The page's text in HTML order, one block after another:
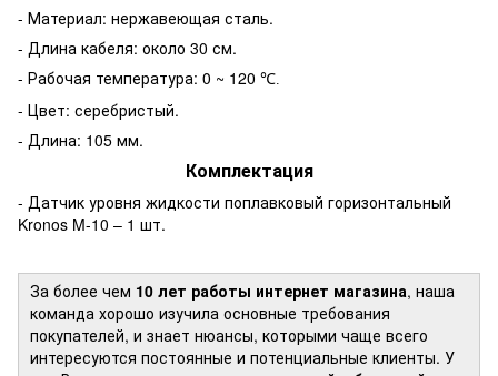
- Материал: нержавеющая сталь.
- Длина кабеля: около 30 см.
- Рабочая температура: 0 ~ 120 ℃.
- Цвет: серебристый.
- Длина: 105 мм.
Комплектация
- Датчик уровня жидкости поплавковый горизонтальный
Kronos M-10 – 1 шт.
За более чем 10 лет работы интернет магазина, наша
команда хорошо изучила основные требования
покупателей, и знает нюансы, которыми чаще всего
интересуются постоянные и потенциальные клиенты. У